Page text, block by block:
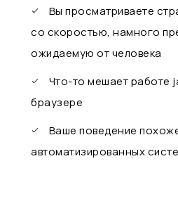
Вы просматриваете
со скоростью, намного
ожидаемую от человека
Что-то мешает работе
браузере
Ваше поведение
автоматизированных